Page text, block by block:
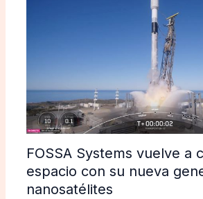
FOSSA Systems vuelve a
espacio con su nueva
nanosatélites